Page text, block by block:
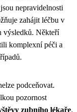
nepravidelnosti
zahájit léčbu v
výsledků. Někteří
komplexní péči a
podceňovat.
pozornost
zubního lékaře,